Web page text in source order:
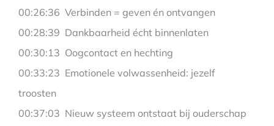
00:26:36 Verbinden = geven én ontvangen
00:28:39 Dankbaarheid écht binnenlaten
00:30:13 Oogcontact en hechting
00:33:23 Emotionele volwassenheid: jezelf
troosten
00:37:03 Nieuw systeem ontstaat bij ouderschap